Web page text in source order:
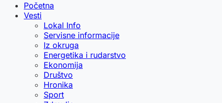
Početna
Vesti
Lokal Info
Servisne informacije
Iz okruga
Energetika i rudarstvo
Ekonomija
Društvo
Hronika
Sport